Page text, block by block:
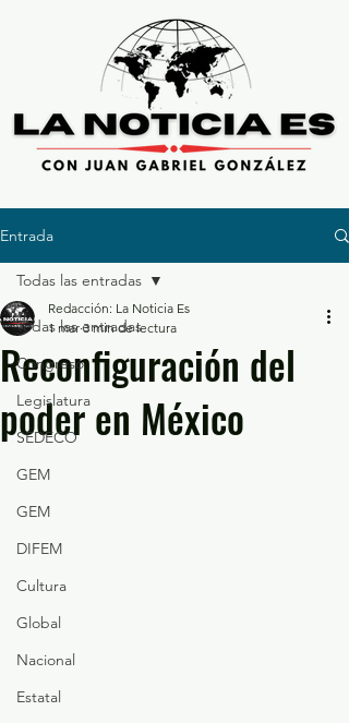
Entrada
Todas las entradas
Congreso
Legislatura
SEDECO
GEM
GEM
DIFEM
Cultura
Global
Nacional
Estatal
Todas las entradas
Reconfiguración del
poder en México
Redacción: La Noticia Es
1 mar 3 min de lectura